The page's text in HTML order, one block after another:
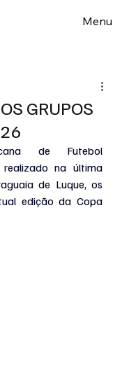
Menu
GRUPOS
de Futebol
realizado na última
de Luque, os
edição da Copa